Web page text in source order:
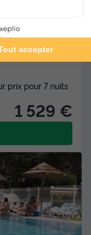
prix pour 7 nuits
1 529 €